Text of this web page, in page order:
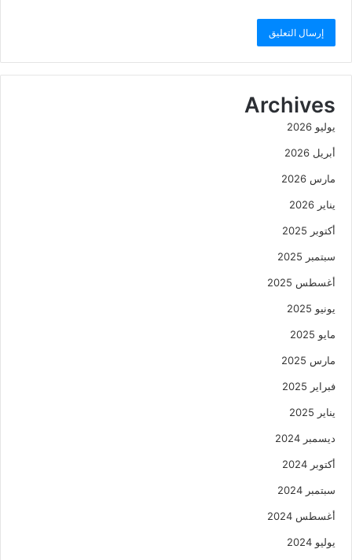
Archives
يوليو 2026
أبريل 2026
مارس 2026
يناير 2026
أكتوبر 2025
سبتمبر 2025
أغسطس 2025
يونيو 2025
مايو 2025
مارس 2025
فبراير 2025
يناير 2025
ديسمبر 2024
أكتوبر 2024
سبتمبر 2024
أغسطس 2024
يوليو 2024